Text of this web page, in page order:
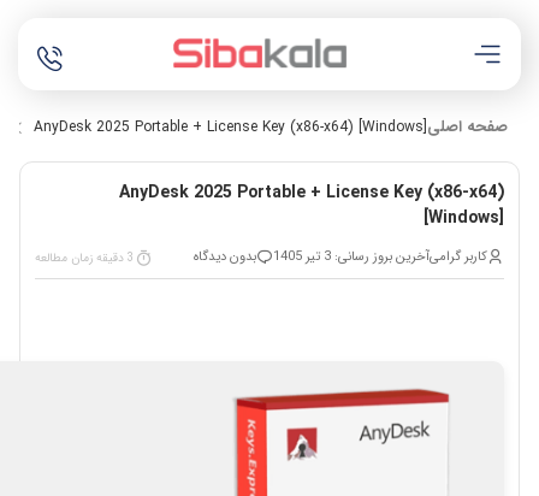
صفحه اصلیAnyDesk 2025 Portable + License Key (x86-x64) [Windows]
AnyDesk 2025 Portable + License Key (x86-x64)
[Windows]
کاربر گرامیآخرین بروز رسانی: 3 تیر 1405 بدون دیدگاه 3 دقیقه زمان مطالعه